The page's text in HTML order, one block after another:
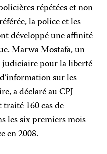
répétées et non
la police et les
développé une affinité
Marwa Mostafa, un
judiciaire pour la liberté
sur les
a déclaré au CPJ
traité 160 cas de
les six premiers mois
en 2008.